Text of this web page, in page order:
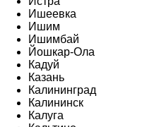
Ишеевка
Ишим
Ишимбай
Йошкар-Ола
Кадуй
Казань
Калининград
Калининск
Калуга